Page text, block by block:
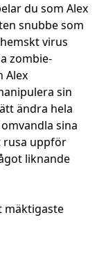
du som Alex
snubbe som
virus
zombie-
Alex
sin
ändra hela
sina
rusa uppför
liknande
mäktigaste